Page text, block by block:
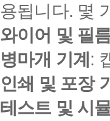
용됩니다. 몇
와이어 및 필
병마개 기계 :
인쇄 및 포장
테스트 및 시